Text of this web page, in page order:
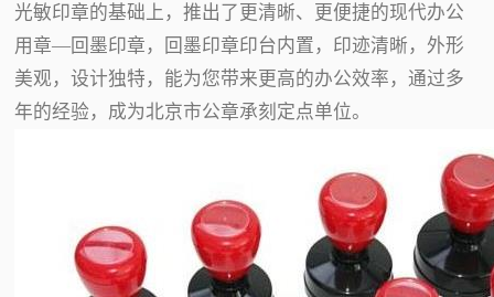
光敏印章的基础上，推出了更清晰、更便捷的现代办公
用章—回墨印章，回墨印章印台内置，印迹清晰，外形
美观，设计独特，能为您带来更高的办公效率，通过多
年的经验，成为北京市公章承刻定点单位。